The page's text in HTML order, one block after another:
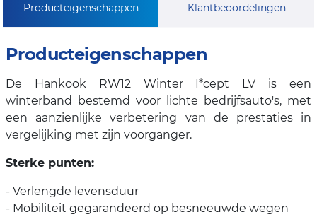
Producteigenschappen Klantbeoordelingen
Producteigenschappen
De Hankook RW12 Winter I*cept LV is een
winterband bestemd voor lichte bedrijfsauto's, met
een aanzienlijke verbetering van de prestaties in
vergelijking met zijn voorganger.
Sterke punten:
- Verlengde levensduur
- Mobiliteit gegarandeerd op besneeuwde wegen